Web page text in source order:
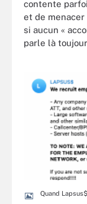
contente
et de
si aucun «
parle là
Quand